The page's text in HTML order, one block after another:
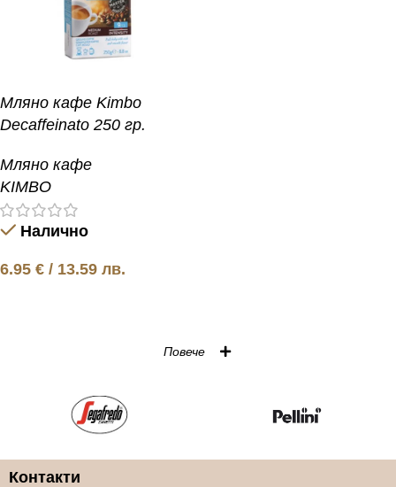
Мляно кафе Kimbo
Decaffeinato 250 гр.
Мляно кафе
KIMBO
Налично
6.95 € / 13.59 лв.
Повече
Контакти